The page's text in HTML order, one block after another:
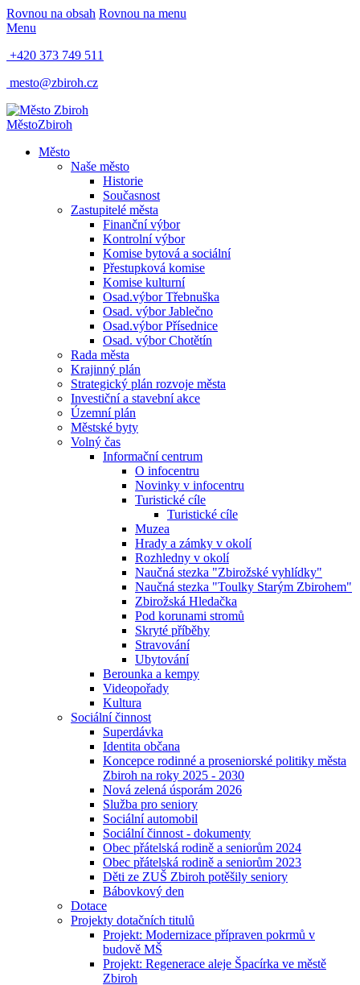
Rovnou na obsah Rovnou na menu
Menu
+420 373 749 511
mesto@zbiroh.cz
MěstoZbiroh
Město
Naše město
Historie
Současnost
Zastupitelé města
Finanční výbor
Kontrolní výbor
Komise bytová a sociální
Přestupková komise
Komise kulturní
Osad.výbor Třebnuška
Osad. výbor Jablečno
Osad.výbor Přísednice
Osad. výbor Chotětín
Rada města
Krajinný plán
Strategický plán rozvoje města
Investiční a stavební akce
Územní plán
Městské byty
Volný čas
Informační centrum
O infocentru
Novinky v infocentru
Turistické cíle
Turistické cíle
Muzea
Hrady a zámky v okolí
Rozhledny v okolí
Naučná stezka "Zbirožské vyhlídky"
Naučná stezka "Toulky Starým Zbirohem"
Zbirožská Hledačka
Pod korunami stromů
Skryté příběhy
Stravování
Ubytování
Berounka a kempy
Videopořady
Kultura
Sociální činnost
Superdávka
Identita občana
Koncepce rodinné a proseniorské politiky města
Zbiroh na roky 2025 - 2030
Nová zelená úsporám 2026
Služba pro seniory
Sociální automobil
Sociální činnost - dokumenty
Obec přátelská rodině a seniorům 2024
Obec přátelská rodině a seniorům 2023
Děti ze ZUŠ Zbiroh potěšily seniory
Bábovkový den
Dotace
Projekty dotačních titulů
Projekt: Modernizace přípraven pokrmů v
budově MŠ
Projekt: Regenerace aleje Špacírka ve městě
Zbiroh